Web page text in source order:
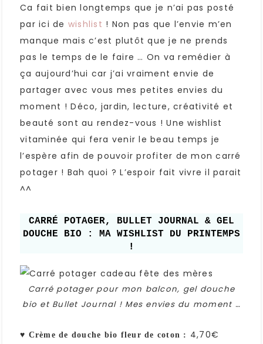
Ca fait bien longtemps que je n’ai pas posté
par ici de wishlist ! Non pas que l’envie m’en
manque mais c’est plutôt que je ne prends
pas le temps de le faire … On va remédier à
ça aujourd’hui car j’ai vraiment envie de
partager avec vous mes petites envies du
moment ! Déco, jardin, lecture, créativité et
beauté sont au rendez-vous ! Une wishlist
vitaminée qui fera venir le beau temps je
l’espère afin de pouvoir profiter de mon carré
potager ! Bah quoi ? L’espoir fait vivre il parait
^^
CARRÉ POTAGER, BULLET JOURNAL & GEL
DOUCHE BIO : MA WISHLIST DU PRINTEMPS
!
Carré potager pour mon balcon, gel douche
bio et Bullet Journal ! Mes envies du moment …
♥ Crème de douche bio fleur de coton : 4,70€